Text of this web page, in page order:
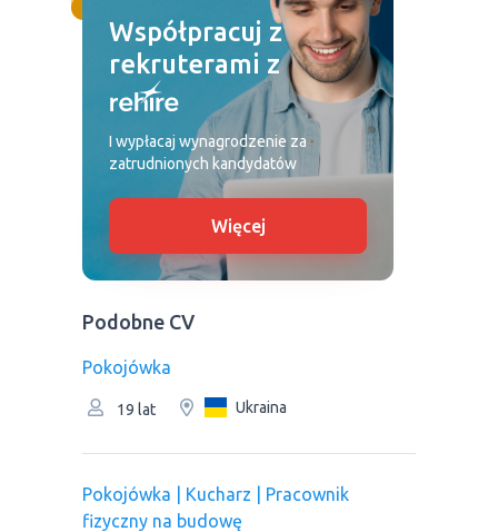
Współpracuj z
rekruterami z
I wypłacaj wynagrodzenie za
zatrudnionych kandydatów
Więcej
Podobne CV
Pokojówka
19 lat Ukraina
Pokojówka | Kucharz | Pracownik
fizyczny na budowę